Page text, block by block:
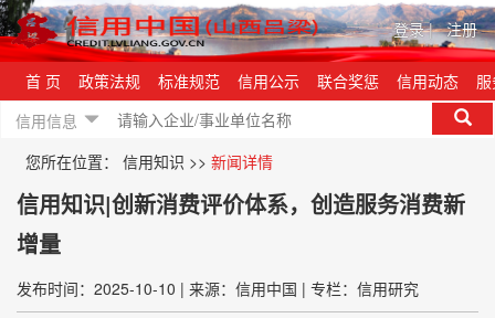
登录| 注册
首 页 政策法规 标准规范 信用公示 联合奖惩 信用动态
信用信息
您所在位置： 信用知识 >> 新闻详情
信用知识|创新消费评价体系，创造服务消费新
增量
发布时间：2025-10-10 | 来源：信用中国 | 专栏：信用研究